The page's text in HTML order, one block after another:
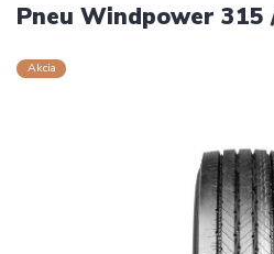
Pneu Windpower 315
Akcia